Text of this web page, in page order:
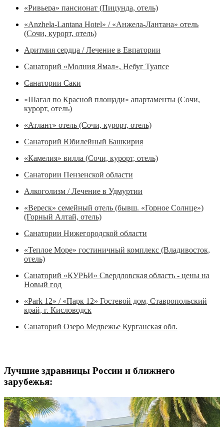
«Ривьера» пансионат (Пицунда, отель)
«Anzhela-Lantana Hotel» / «Анжела-Лантана» отель
(Сочи, курорт, отель)
Аритмия сердца / Лечение в Евпатории
Санаторий «Молния Ямал», Небуг Туапсе
Санатории Саки
«Шагал по Красной площади» апартаменты (Сочи,
курорт, отель)
«Атлант» отель (Сочи, курорт, отель)
Санаторий Юбилейный Башкирия
«Камелия» вилла (Сочи, курорт, отель)
Санатории Пензенской области
Алкоголизм / Лечение в Удмуртии
«Вереск» семейный отель (бывш. «Горное Солнце»)
(Горный Алтай, отель)
Санатории Нижегородской области
«Теплое Море» гостиничный комплекс (Владивосток,
отель)
Санаторий «КУРЬИ» Свердловская область - цены на
Новый год
«Park 12» / «Парк 12» Гостевой дом, Ставропольский
край, г. Кисловодск
Санаторий Озеро Медвежье Курганская обл.
Лучшие здравницы России и ближнего
зарубежья: